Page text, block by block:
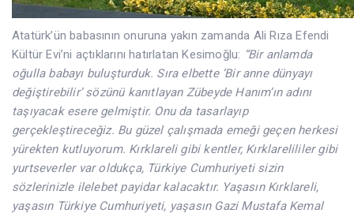
Atatürk’ün babasının onuruna yakın zamanda Ali Rıza Efendi
Kültür Evi’ni açtıklarını hatırlatan Kesimoğlu: “Bir anlamda
oğulla babayı buluşturduk. Sıra elbette ‘Bir anne dünyayı
değiştirebilir’ sözünü kanıtlayan Zübeyde Hanım’ın adını
taşıyacak esere gelmiştir. Onu da tasarlayıp
gerçekleştireceğiz. Bu güzel çalışmada emeği geçen herkesi
yürekten kutluyorum. Kırklareli gibi kentler, Kırklarelililer gibi
yurtseverler var oldukça, Türkiye Cumhuriyeti sizin
sözlerinizle ilelebet payidar kalacaktır. Yaşasın Kırklareli,
yaşasın Türkiye Cumhuriyeti, yaşasın Gazi Mustafa Kemal